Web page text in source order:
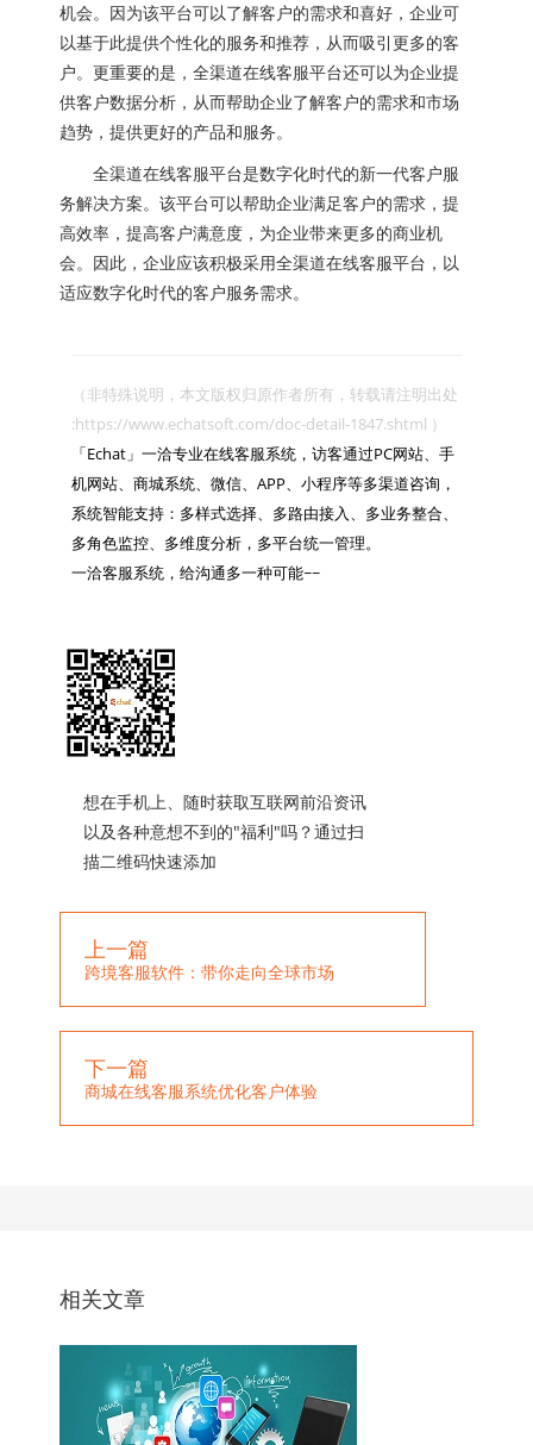
机会。因为该平台可以了解客户的需求和喜好，企业可
以基于此提供个性化的服务和推荐，从而吸引更多的客
户。更重要的是，全渠道在线客服平台还可以为企业提
供客户数据分析，从而帮助企业了解客户的需求和市场
趋势，提供更好的产品和服务。
全渠道在线客服平台是数字化时代的新一代客户服
务解决方案。该平台可以帮助企业满足客户的需求，提
高效率，提高客户满意度，为企业带来更多的商业机
会。因此，企业应该积极采用全渠道在线客服平台，以
适应数字化时代的客户服务需求。
（非特殊说明，本文版权归原作者所有，转载请注明出处
:https://www.echatsoft.com/doc-detail-1847.shtml ）
「Echat」一洽专业在线客服系统，访客通过PC网站、手
机网站、商城系统、微信、APP、小程序等多渠道咨询，
系统智能支持：多样式选择、多路由接入、多业务整合、
多角色监控、多维度分析，多平台统一管理。
一洽客服系统，给沟通多一种可能~~
想在手机上、随时获取互联网前沿资讯
以及各种意想不到的"福利"吗？通过扫
描二维码快速添加
上一篇
跨境客服软件：带你走向全球市场
下一篇
商城在线客服系统优化客户体验
相关文章